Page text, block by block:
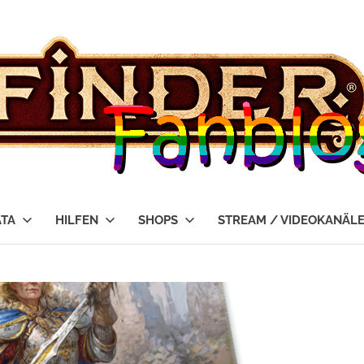
HILFEN SHOPS STREAM / VIDEOKANÄLE